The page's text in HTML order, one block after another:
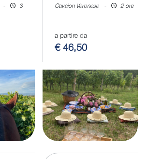
- 3 Cavaion Veronese - 2 ore
a partire da
€ 46,50